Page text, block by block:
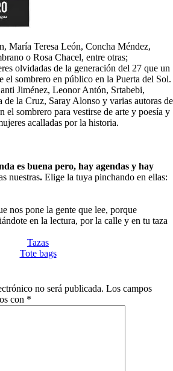
María Teresa León, Concha Méndez,
o Rosa Chacel, entre otras;
olvidadas de la generación del 27 que un
el sombrero en público en la Puerta del Sol.
Jiménez, Leonor Antón, Srtabebi,
de la Cruz, Saray Alonso y varias autoras de
el sombrero para vestirse de arte y poesía y
acalladas por la historia.
es buena pero, hay agendas y hay
nuestras. Elige la tuya pinchando en ellas:
nos pone la gente que lee, porque
en la lectura, por la calle y en tu taza
Tazas
Tote bags
no será publicada. Los campos
con *